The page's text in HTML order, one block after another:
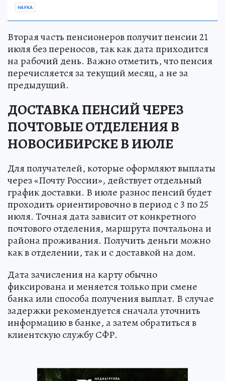
НАУКА
Вторая часть пенсионеров получит пенсии 21
июля без переносов, так как дата приходится
на рабочий день. Важно отметить, что пенсия
перечисляется за текущий месяц, а не за
предыдущий.
ДОСТАВКА ПЕНСИЙ ЧЕРЕЗ
ПОЧТОВЫЕ ОТДЕЛЕНИЯ В
НОВОСИБИРСКЕ В ИЮЛЕ
Для получателей, которые оформляют выплаты
через «Почту России», действует отдельный
график доставки. В июле разнос пенсий будет
проходить ориентировочно в период с 3 по 25
июля. Точная дата зависит от конкретного
почтового отделения, маршрута почтальона и
района проживания. Получить деньги можно
как в отделении, так и с доставкой на дом.
Дата зачисления на карту обычно
фиксирована и меняется только при смене
банка или способа получения выплат. В случае
задержки рекомендуется сначала уточнить
информацию в банке, а затем обратиться в
клиентскую службу СФР.